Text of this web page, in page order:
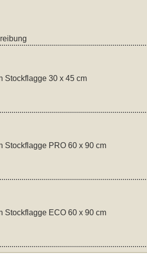
Stockflagge 30 x 45 cm
Stockflagge PRO 60 x 90 cm
Stockflagge ECO 60 x 90 cm